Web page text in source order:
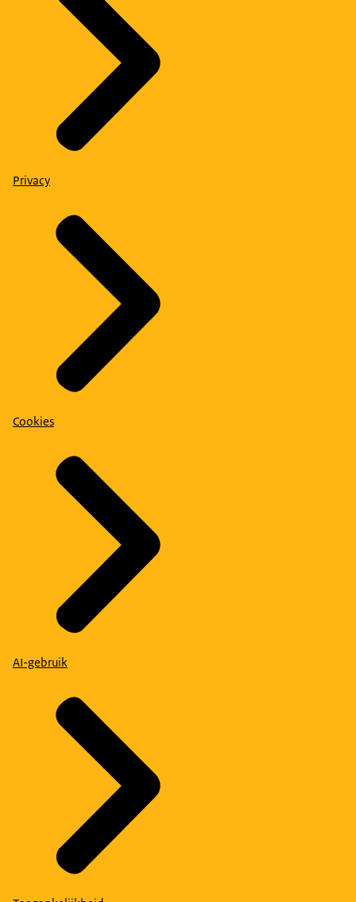
Privacy
Cookies
AI-gebruik